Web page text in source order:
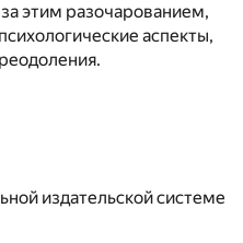
этим разочарованием,
аспекты,
издательской системе